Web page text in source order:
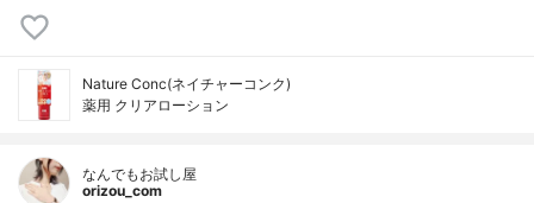
Nature Conc(ネイチャーコンク)
薬用 クリアローション
なんでもお試し屋
orizou_com